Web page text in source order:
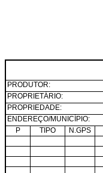
PRODUTOR:
PROPRIETÁRIO:
PROPRIEDADE:
ENDEREÇO/MUNICÍPIO:
P
TIPO N.GPS